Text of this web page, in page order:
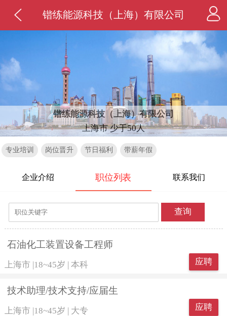
锴练能源科技（上海）有限公司
锴练能源科技（上海）有限公司
上海市 少于50人
专业培训 岗位晋升 节日福利 带薪年假
企业介绍 职位列表 联系我们
查询
石油化工装置设备工程师
上海市 18~45岁 本科 应聘
技术助理/技术支持/应届生
上海市 |18~45岁 | 大专 应聘